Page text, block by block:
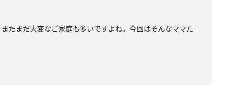
だまだ大変なご家庭も多いですよね。今回はそんなママた